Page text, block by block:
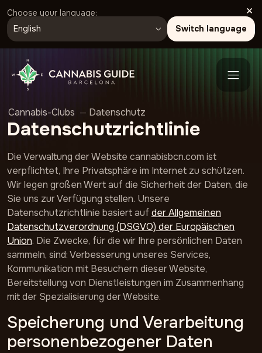
×
Choose your language:
Switch language
Cannabis-Clubs — Datenschutz
Datenschutzrichtlinie
Die Verwaltung der Website cannabisbcn.com ist
verpflichtet, Ihre Privatsphäre im Internet zu schützen.
Wir legen großen Wert auf die Sicherheit der Daten, die
Sie uns zur Verfügung stellen. Unsere
Datenschutzrichtlinie basiert auf der Allgemeinen
Datenschutzverordnung (DSGVO) der Europäischen
Union. Die Zwecke, für die wir Ihre persönlichen Daten
sammeln, sind: Verbesserung unseres Services,
Kommunikation mit Besuchern dieser Website,
Bereitstellung von Dienstleistungen im Zusammenhang
mit der Spezialisierung der Website.
Speicherung und Verarbeitung
personenbezogener Daten